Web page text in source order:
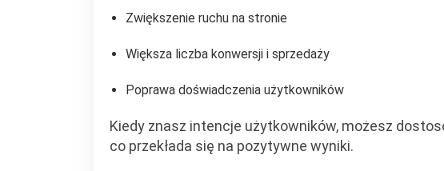
Zwiększenie ruchu na stronie
Większa liczba konwersji i sprzedaży
Poprawa doświadczenia użytkowników
Kiedy znasz intencje użytkowników, możesz
co przekłada się na pozytywne wyniki.